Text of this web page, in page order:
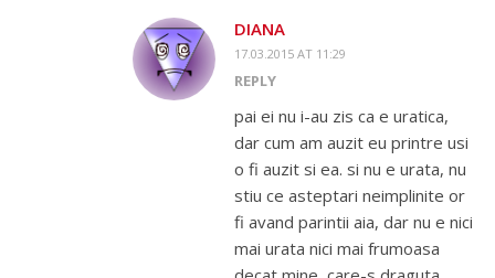
DIANA
17.03.2015 AT 11:29
REPLY
pai ei nu i-au zis ca e uratica,
dar cum am auzit eu printre usi
o fi auzit si ea. si nu e urata, nu
stiu ce asteptari neimplinite or
fi avand parintii aia, dar nu e nici
mai urata nici mai frumoasa